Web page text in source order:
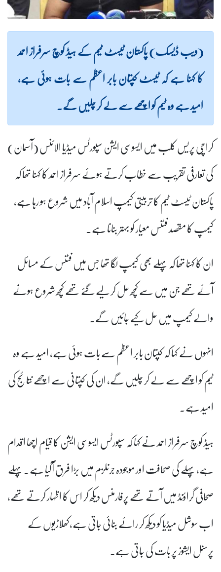
(ویب ڈیسک) پاکستان ٹیسٹ ٹیم کے ہیڈ کوچ سرفراز احمد
کا کہنا ہے کہ ٹیسٹ کپتان بابر اعظم سے بات ہوئی ہے،
امید ہے وہ ٹیم کو اچھے سے لے کر چلیں گے۔
کراچی پریس کلب میں ایسوسی ایشن سپورٹس میڈیا الائنس (آسمان)
کی تعارفی تقریب سے خطاب کرتے ہوئے سرفراز احمد کا کہنا تھا کہ
پاکستان ٹیسٹ ٹیم کا تربیتی کیمپ اسلام آباد میں شروع ہو رہا ہے،
کیمپ کا مقصد فٹنس معیار کو بہتر بنانا ہے۔
ان کا کہنا تھا کہ پہلے بھی کیمپ لگا تھا جس میں فٹنس کے مسائل
آئے تھے جن میں سے کچھ حل کر لیے گئے تھے کچھ شروع ہونے
والے کیمپ میں حل کیے جائیں گے۔
انہوں نے کہا کہ کپتان بابر اعظم سے بات ہوئی ہے، امید ہے وہ
ٹیم کو اچھے سے لے کر چلیں گے، ان کی کپتانی سے اچھے نتائج کی
امید ہے۔
ہیڈ کوچ سرفراز احمد نے کہا کہ سپورٹس ایسوسی ایشن کا قیام اچھا اقدام
ہے، پہلے کی صحافت اور موجودہ جرنلزم میں بڑا فرق آگیا ہے۔ پہلے
صحافی گراؤنڈ میں آتے تھے پرفارمنس دیکھ کر اس کا اظہار کرتے تھے،
اب سوشل میڈیا کو دیکھ کر رائے بنائی جاتی ہے،کھلاڑیوں کے
پرسنل ایشوز پر بات کی جاتی ہے۔